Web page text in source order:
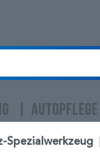
AUTOPFLEGE
Spezialwerkzeug